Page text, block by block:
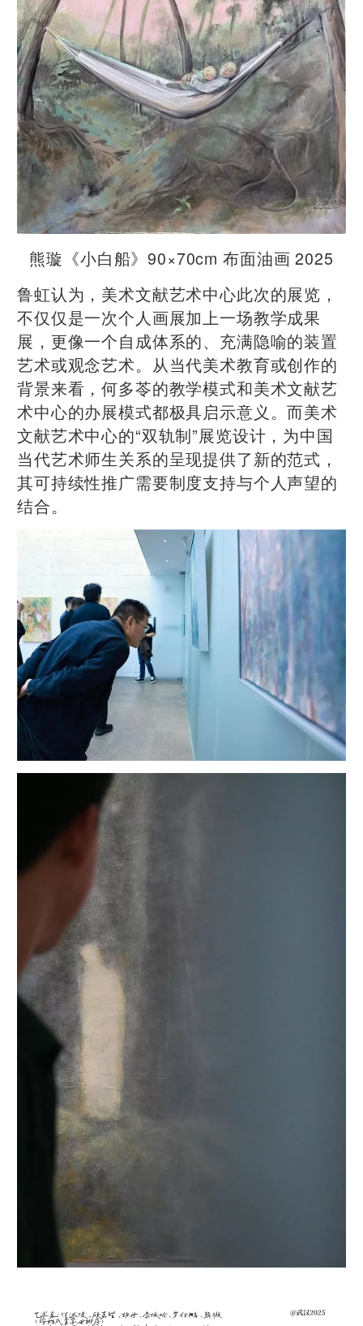
熊璇《小白船》90×70cm 布面油画 2025
鲁虹认为，美术文献艺术中心此次的展览，
不仅仅是一次个人画展加上一场教学成果
展，更像一个自成体系的、充满隐喻的装置
艺术或观念艺术。从当代美术教育或创作的
背景来看，何多苓的教学模式和美术文献艺
术中心的办展模式都极具启示意义。而美术
文献艺术中心的“双轨制”展览设计，为中国
当代艺术师生关系的呈现提供了新的范式，
其可持续性推广需要制度支持与个人声望的
结合。